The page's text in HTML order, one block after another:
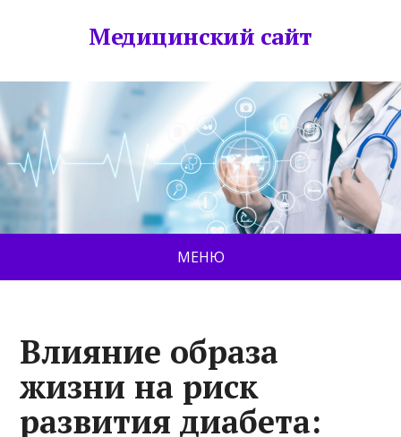
Медицинский сайт
МЕНЮ
Влияние образа
жизни на риск
развития диабета: